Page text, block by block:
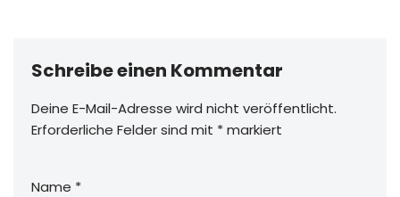
Schreibe einen Kommentar
Deine E-Mail-Adresse wird nicht veröffentlicht.
Erforderliche Felder sind mit *markiert
Name *